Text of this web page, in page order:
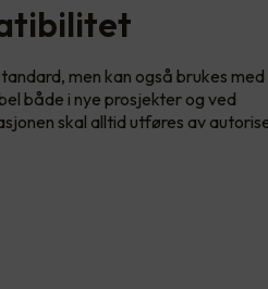
men kan også brukes med
både i nye prosjekter og ved
skal alltid utføres av